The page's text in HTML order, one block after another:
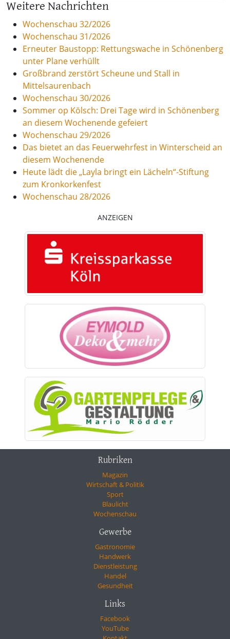
Weitere Nachrichten
Wochenschau 32/2026
Wochenschau 31/2026
Erneuter Baustopp: Rettungswache in Schönenberg
unter Plane verhüllt
Großbrand zerstört Scheune und Stall in
Mittelsaurenbach
Wochenschau 30/2026
Sommer op Kölsch: Drei Tage wird in Schönenberg
an diesem Wochenende gefeiert
Wochenschau 29/2026
Das bietet an das Feuerwehrfest in Winterscheid an
diesem Wochenende
Heute lädt die „Layla bringt ein Lächeln“-Stiftung
zum Kronkorkenfest
Wochenschau 28/2026
ANZEIGEN
Rubriken
Magazin
Wirtschaft & Politik
Sport
Blaulicht
Wochenschau
Gewerbe
Gastronomie
Handwerk
Dienstleistung
Handel
Gesundheit
Links
Facebook
YouTube